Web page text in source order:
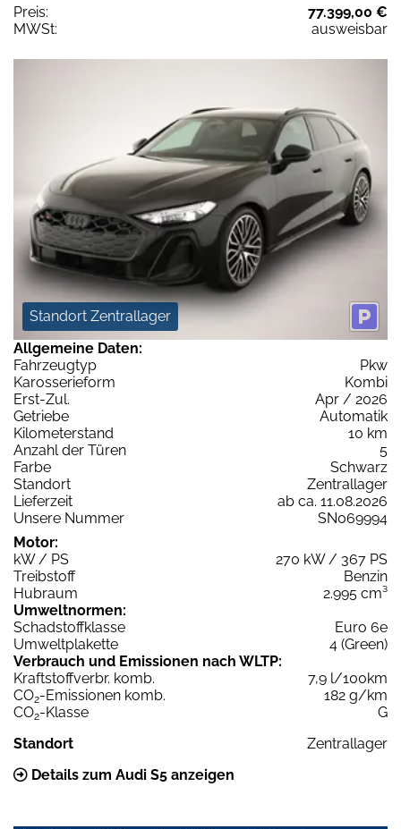
Preis:
77.399,00 €
MWSt:
ausweisbar
Standort Zentrallager
Allgemeine Daten:
Fahrzeugtyp
Pkw
Karosserieform
Kombi
Erst-Zul.
Apr / 2026
Getriebe
Automatik
Kilometerstand
10 km
Anzahl der Türen
5
Farbe
Schwarz
Standort
Zentrallager
Lieferzeit
ab ca. 11.08.2026
Unsere Nummer
SN069994
Motor:
kW / PS
270 kW / 367 PS
Treibstoff
Benzin
Hubraum
2.995 cm³
Umweltnormen:
Schadstoffklasse
Euro 6e
Umweltplakette
4 (Green)
Verbrauch und Emissionen nach WLTP:
Kraftstoffverbr. komb.
7,9 l/100km
CO2-Emissionen komb.
182 g/km
CO2-Klasse
G
Standort
Zentrallager
Details zum Audi S5 anzeigen